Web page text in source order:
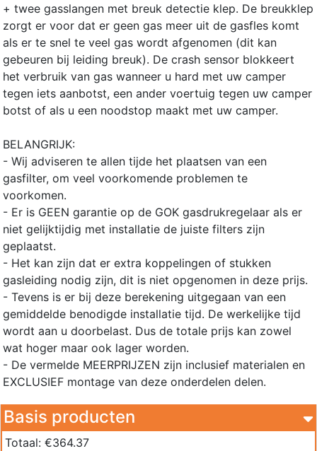
+ twee gasslangen met breuk detectie klep. De breukklep
zorgt er voor dat er geen gas meer uit de gasfles komt
als er te snel te veel gas wordt afgenomen (dit kan
gebeuren bij leiding breuk). De crash sensor blokkeert
het verbruik van gas wanneer u hard met uw camper
tegen iets aanbotst, een ander voertuig tegen uw camper
botst of als u een noodstop maakt met uw camper.
BELANGRIJK:
- Wij adviseren te allen tijde het plaatsen van een
gasfilter, om veel voorkomende problemen te
voorkomen.
- Er is GEEN garantie op de GOK gasdrukregelaar als er
niet gelijktijdig met installatie de juiste filters zijn
geplaatst.
- Het kan zijn dat er extra koppelingen of stukken
gasleiding nodig zijn, dit is niet opgenomen in deze prijs.
- Tevens is er bij deze berekening uitgegaan van een
gemiddelde benodigde installatie tijd. De werkelijke tijd
wordt aan u doorbelast. Dus de totale prijs kan zowel
wat hoger maar ook lager worden.
- De vermelde MEERPRIJZEN zijn inclusief materialen en
EXCLUSIEF montage van deze onderdelen delen.
Basis producten
Totaal: €364.37